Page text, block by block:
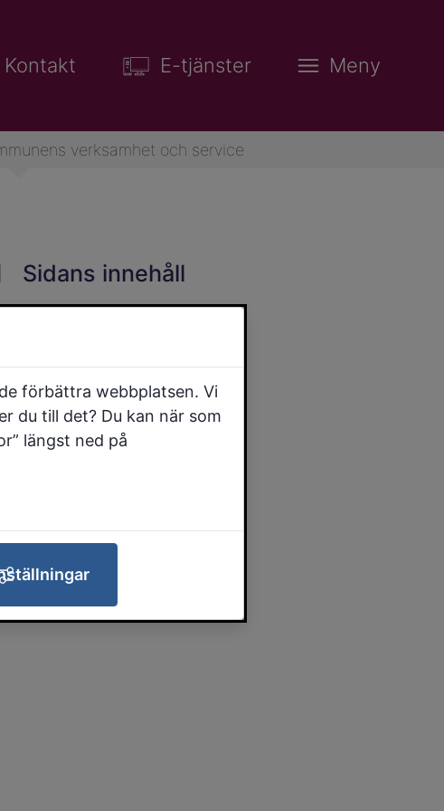
Kontakt E-tjänster Meny
verksamhet och service
Sidans innehåll
förbättra webbplatsen. Vi
du till det? Du kan när som
längst ned på